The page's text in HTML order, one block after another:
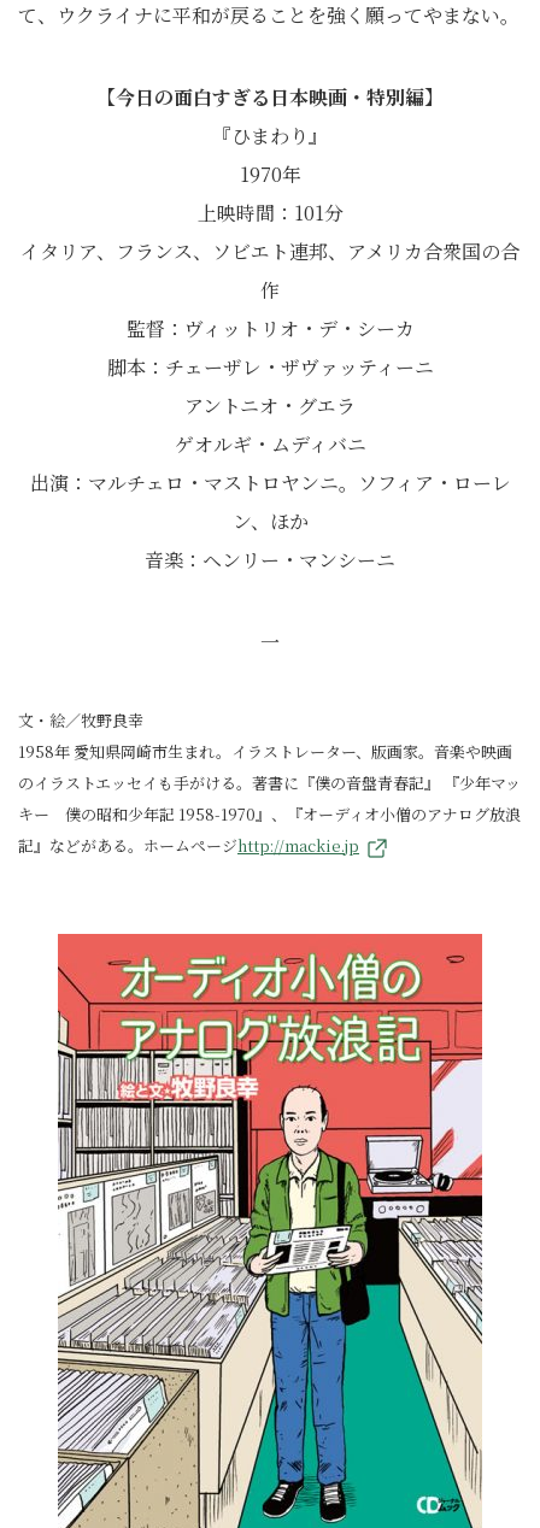
て、ウクライナに平和が戻ることを強く願ってやまない。
【今日の面白すぎる日本映画・特別編】
『ひまわり』
1970年
上映時間：101分
イタリア、フランス、ソビエト連邦、アメリカ合衆国の合
作
監督：ヴィットリオ・デ・シーカ
脚本：チェーザレ・ザヴァッティーニ
アントニオ・グエラ
ゲオルギ・ムディバニ
出演：マルチェロ・マストロヤンニ。ソフィア・ローレ
ン、ほか
音楽：ヘンリー・マンシーニ
一
文・絵／牧野良幸
1958年 愛知県岡崎市生まれ。イラストレーター、版画家。音楽や映画
のイラストエッセイも手がける。著書に『僕の音盤青春記』 『少年マッ
キー 僕の昭和少年記 1958-1970』、『オーディオ小僧のアナログ放浪
記』などがある。ホームページhttp://mackie.jp